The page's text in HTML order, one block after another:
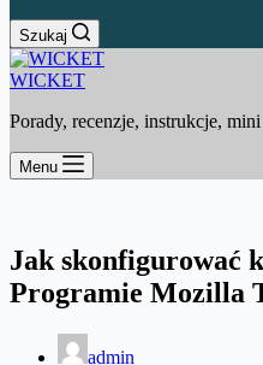
Szukaj
WICKET
Porady, recenzje, instrukcje,
Menu
Jak skonfigurować
Programie Mozilla
admin